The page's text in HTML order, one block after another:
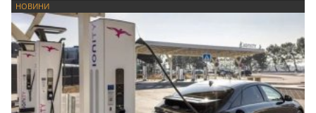
НОВИНИ